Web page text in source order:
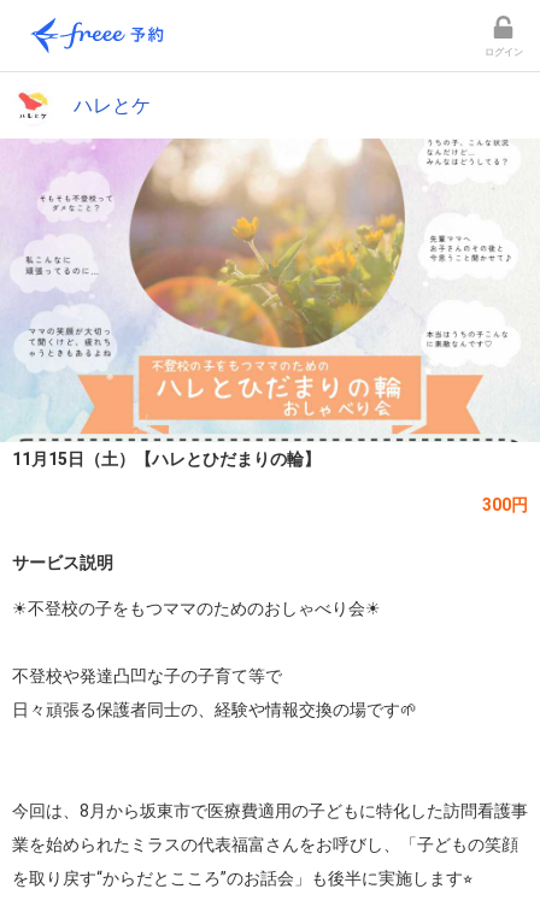
ログイン
ハレとケ
11月15日（土）【ハレとひだまりの輪】
300円
サービス説明
☀︎不登校の子をもつママのためのおしゃべり会☀︎
不登校や発達凸凹な子の子育て等で
日々頑張る保護者同士の、経験や情報交換の場です🌱
今回は、8月から坂東市で医療費適用の子どもに特化した訪問看護事
業を始められたミラスの代表福富さんをお呼びし、「子どもの笑顔
を取り戻す“からだとこころ”のお話会」も後半に実施します⭐︎